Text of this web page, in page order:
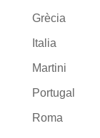
Grècia
Italia
Martini
Portugal
Roma